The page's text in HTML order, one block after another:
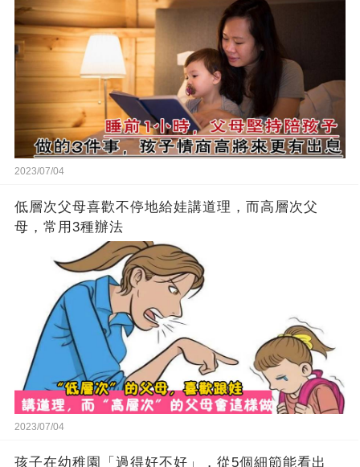
2023/07/04
低層次父母喜歡不停地給娃講道理，而高層次父
母，常用3種辦法
2023/07/04
孩子在幼稚園「過得好不好」，從5個細節能看出